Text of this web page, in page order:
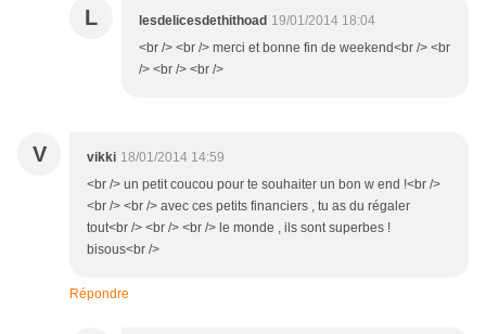
L lesdelicesdethithoad 19/01/2014 18:04
<br /> <br /> merci et bonne fin de weekend<br /> <br
/> <br /> <br />
V vikki 18/01/2014 14:59
<br /> un petit coucou pour te souhaiter un bon w end !<br />
<br /> <br /> avec ces petits financiers , tu as du régaler
tout<br /> <br /> <br /> le monde , ils sont superbes !
bisous<br />
Répondre